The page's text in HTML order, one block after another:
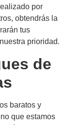
por
obtendrás la
tus
prioridad.
de
baratos y
que estamos